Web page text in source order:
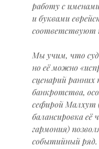
работу с
и буквами
соответствуют
Мы учим, что
но её можно
сценарий ранних
банкротства,
сефирой Малхут
балансировка
гармония)
событийный